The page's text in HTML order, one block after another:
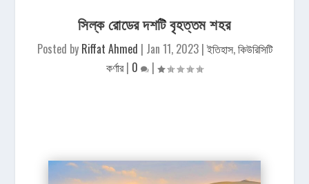
সিল্ক রোডের দশটি বৃহত্তম শহর
Posted by Riffat Ahmed | Jan 11, 2023|ইতিহাস,কিউরিসিটি
কর্ণার| 0 |